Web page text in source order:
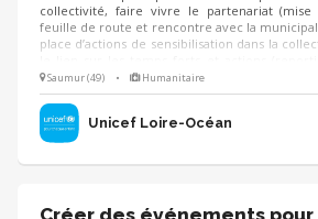
collectivité, faire vivre le partenariat (mise
feuille de route et rencontre avec la
place d’actions de sensibilisation dans la
droits de l’enfant sur le territoire. Vous aurez
des formations à destination des élus et
locales sur la prise en main des projets UNICEF.
Saumur (49) • Humanitaire
Unicef Loire-Océan